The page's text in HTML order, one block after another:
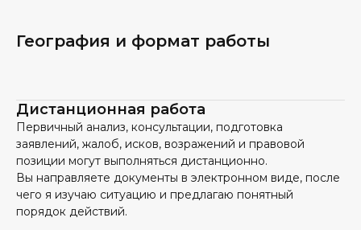
География и формат работы
Дистанционная работа
Первичный анализ, консультации, подготовка
заявлений, жалоб, исков, возражений и правовой
позиции могут выполняться дистанционно.
Вы направляете документы в электронном виде, после
чего я изучаю ситуацию и предлагаю понятный
порядок действий.